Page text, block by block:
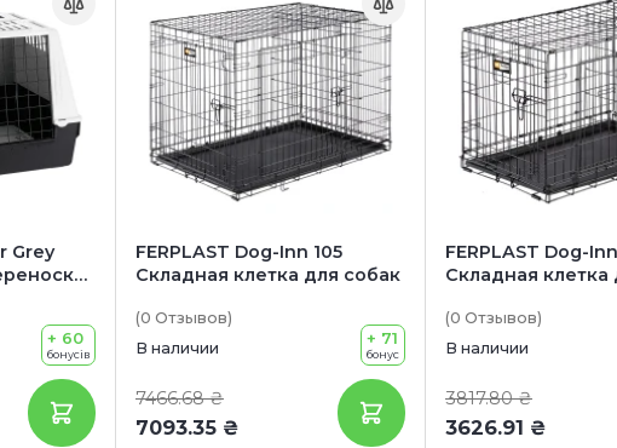
Grey
+ 60
бонусів
FERPLAST Dog-Inn 105
Складная клетка для собак
(0 Отзывов)
В наличии
7466.68 ₴
7093.35 ₴
+ 71
бонус
FERPLAST Dog-
Складная клетка
(0 Отзывов)
В наличии
3817.80 ₴
3626.91 ₴